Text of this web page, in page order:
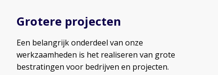
Grotere projecten
Een belangrijk onderdeel van onze
werkzaamheden is het realiseren van grote
bestratingen voor bedrijven en projecten.